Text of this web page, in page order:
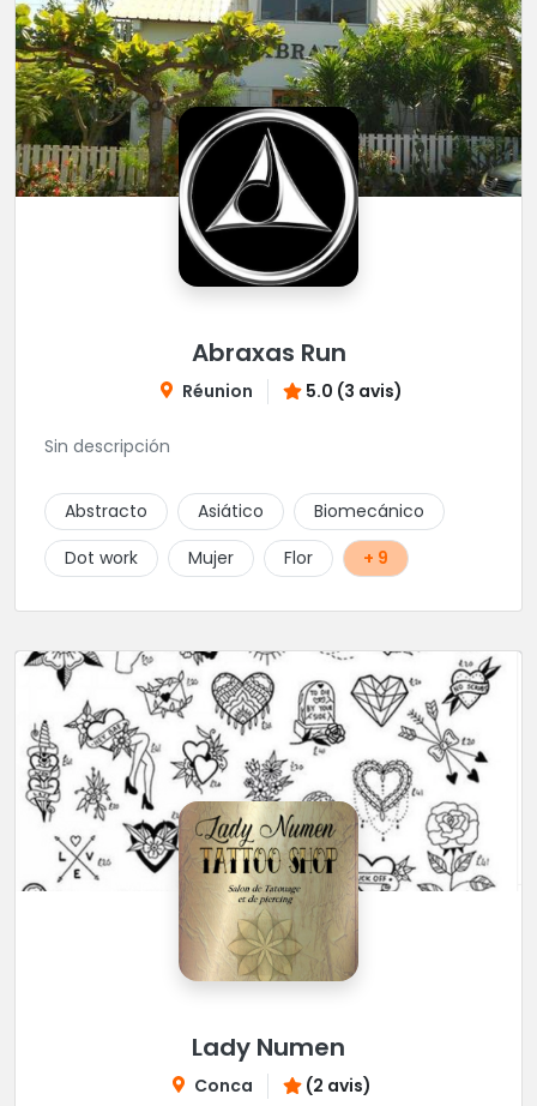
Abraxas Run
Réunion 5.0 (3 avis)
Sin descripción
Abstracto Asiático
Biomecánico
Dot work
Mujer Flor + 9
Lady Numen
Conca (2 avis)